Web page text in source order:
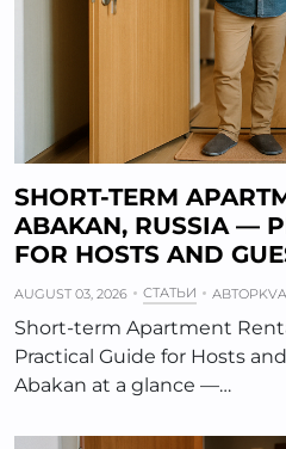
SHORT-TERM
ABAKAN, RUSSIA —
FOR HOSTS AND
AUGUST 03, 2026 СТАТЬИ АВТОР
Short-term Apartment
Practical Guide for Hosts
Abakan at a glance —…